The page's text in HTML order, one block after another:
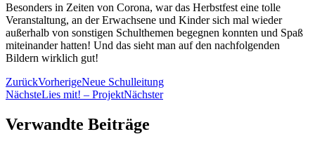
Besonders in Zeiten von Corona, war das Herbstfest eine tolle
Veranstaltung, an der Erwachsene und Kinder sich mal wieder
außerhalb von sonstigen Schulthemen begegnen konnten und Spaß
miteinander hatten! Und das sieht man auf den nachfolgenden
Bildern wirklich gut!
ZurückVorherigeNeue Schulleitung
NächsteLies mit! – ProjektNächster
Verwandte Beiträge